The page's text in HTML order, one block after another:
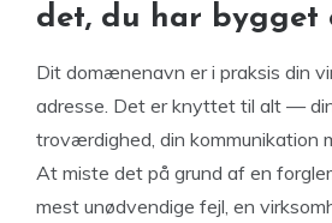
det, du har bygget
Dit domænenavn er i praksis din
adresse. Det er knyttet til alt —
troværdighed, din kommunikation
At miste det på grund af en
mest unødvendige fejl, en